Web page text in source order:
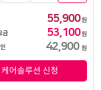
55,900원
금
53,100원
42,900 원
케어솔루션 신청